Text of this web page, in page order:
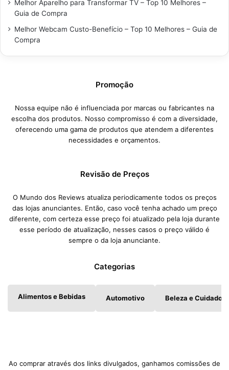
Melhor Aparelho para Transformar TV – Top 10 Melhores –
Guia de Compra
Melhor Webcam Custo-Benefício – Top 10 Melhores – Guia de
Compra
Promoção
Nossa equipe não é influenciada por marcas ou fabricantes na
escolha dos produtos. Nosso compromisso é com a diversidade,
oferecendo uma gama de produtos que atendem a diferentes
necessidades e orçamentos.
Revisão de Preços
O Mundo dos Reviews atualiza periodicamente todos os preços
das lojas anunciantes. Então, caso você tenha achado um preço
diferente, com certeza esse preço foi atualizado pela loja durante
esse período de atualização, nesses casos o preço válido é
sempre o da loja anunciante.
Categorias
Alimentos e Bebidas Automotivo Beleza e Cuidados
Ao comprar através dos links divulgados, ganhamos comissões de